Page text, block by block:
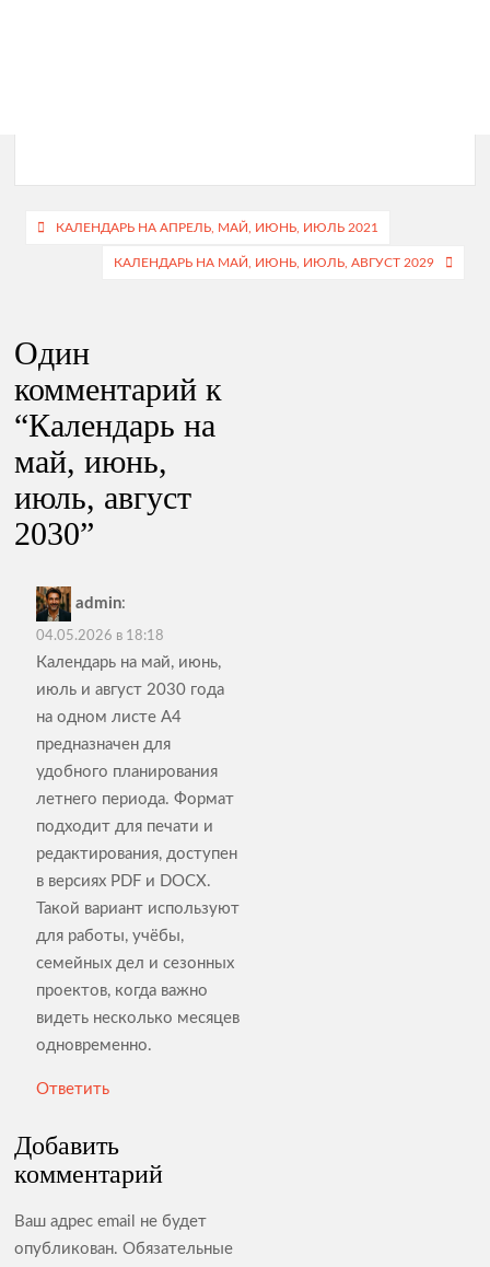
Навигация
КАЛЕНДАРЬ НА АПРЕЛЬ, МАЙ, ИЮНЬ, ИЮЛЬ 2021
КАЛЕНДАРЬ НА МАЙ, ИЮНЬ, ИЮЛЬ, АВГУСТ 2029
Один
комментарий к
“Календарь на
май, июнь,
июль, август
2030”
admin:
04.05.2026 в 18:18
Календарь на май, июнь,
июль и август 2030 года
на одном листе А4
предназначен для
удобного планирования
летнего периода. Формат
подходит для печати и
редактирования, доступен
в версиях PDF и DOCX.
Такой вариант используют
для работы, учёбы,
семейных дел и сезонных
проектов, когда важно
видеть несколько месяцев
одновременно.
Ответить
Добавить
комментарий
Ваш адрес email не будет
опубликован. Обязательные